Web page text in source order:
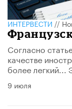
ИНТЕРВЕСТИ //
Согласно
качестве
более легкий...
9 июля